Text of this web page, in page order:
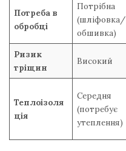
Потреба в
обробці
Потрібна
(шліфовка/
обшивка)
Ризик
тріщин
Високий
Теплоізоля
ція
Середня
(потребує
утеплення)